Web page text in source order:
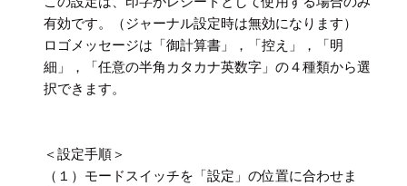
有効です。（ジャーナル設定時は無効になります）
ロゴメッセージは「御計算書」，「控え」，「明
細」，「任意の半角カタカナ英数字」の４種類から選
択できます。
＜設定手順＞
（１）モードスイッチを「設定」の位置に合わせま